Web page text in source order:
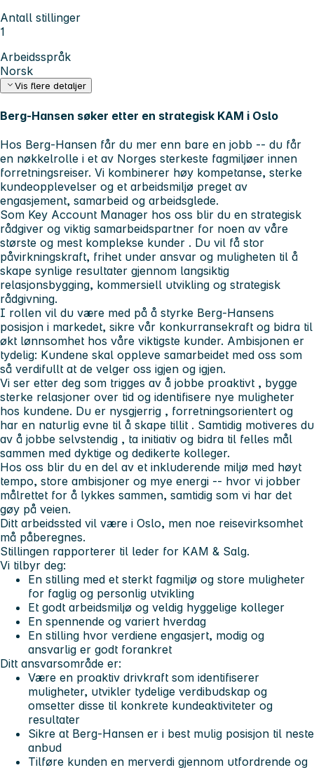
Antall stillinger
1
Arbeidsspråk
Norsk
Vis flere detaljer
Berg-Hansen søker etter en strategisk KAM i Oslo
Hos Berg-Hansen får du mer enn bare en jobb -- du får
en nøkkelrolle i et av Norges sterkeste fagmiljøer innen
forretningsreiser. Vi kombinerer høy kompetanse, sterke
kundeopplevelser og et arbeidsmiljø preget av
engasjement, samarbeid og arbeidsglede.
Som Key Account Manager hos oss blir du en strategisk
rådgiver og viktig samarbeidspartner for noen av våre
største og mest komplekse kunder . Du vil få stor
påvirkningskraft, frihet under ansvar og muligheten til å
skape synlige resultater gjennom langsiktig
relasjonsbygging, kommersiell utvikling og strategisk
rådgivning.
I rollen vil du være med på å styrke Berg-Hansens
posisjon i markedet, sikre vår konkurransekraft og bidra til
økt lønnsomhet hos våre viktigste kunder. Ambisjonen er
tydelig: Kundene skal oppleve samarbeidet med oss som
så verdifullt at de velger oss igjen og igjen.
Vi ser etter deg som trigges av å jobbe proaktivt , bygge
sterke relasjoner over tid og identifisere nye muligheter
hos kundene. Du er nysgjerrig , forretningsorientert og
har en naturlig evne til å skape tillit . Samtidig motiveres du
av å jobbe selvstendig , ta initiativ og bidra til felles mål
sammen med dyktige og dedikerte kolleger.
Hos oss blir du en del av et inkluderende miljø med høyt
tempo, store ambisjoner og mye energi -- hvor vi jobber
målrettet for å lykkes sammen, samtidig som vi har det
gøy på veien.
Ditt arbeidssted vil være i Oslo, men noe reisevirksomhet
må påberegnes.
Stillingen rapporterer til leder for KAM & Salg.
Vi tilbyr deg:
En stilling med et sterkt fagmiljø og store muligheter
for faglig og personlig utvikling
Et godt arbeidsmiljø og veldig hyggelige kolleger
En spennende og variert hverdag
En stilling hvor verdiene engasjert, modig og
ansvarlig er godt forankret
Ditt ansvarsområde er:
Være en proaktiv drivkraft som identifiserer
muligheter, utvikler tydelige verdibudskap og
omsetter disse til konkrete kundeaktiviteter og
resultater
Sikre at Berg-Hansen er i best mulig posisjon til neste
anbud
Tilføre kunden en merverdi gjennom utfordrende og